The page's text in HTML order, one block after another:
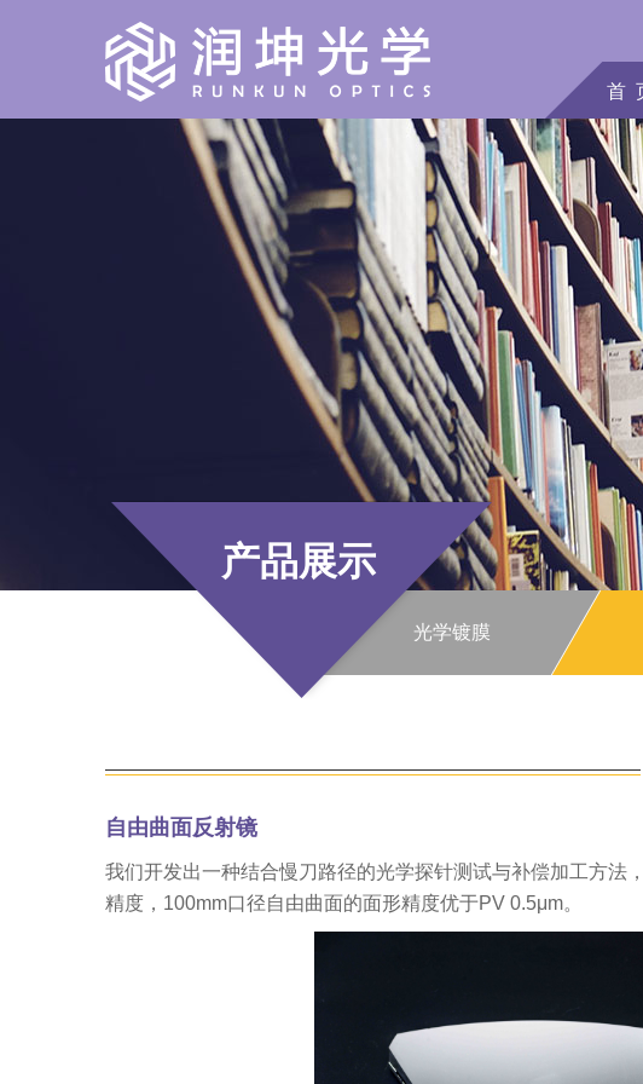
首
产品展示
光学镀膜
自由曲面反射镜
我们开发出一种结合慢刀路径的光学探针测试与补偿加工方法
精度，100mm口径自由曲面的面形精度优于PV 0.5μm。